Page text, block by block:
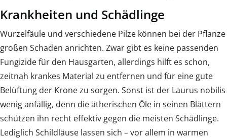
Krankheiten und Schädlinge
Wurzelfäule und verschiedene Pilze können bei der Pflanze
großen Schaden anrichten. Zwar gibt es keine passenden
Fungizide für den Hausgarten, allerdings hilft es schon,
zeitnah krankes Material zu entfernen und für eine gute
Belüftung der Krone zu sorgen. Sonst ist der Laurus nobilis
wenig anfällig, denn die ätherischen Öle in seinen Blättern
schützen ihn recht effektiv gegen die meisten Schädlinge.
Lediglich Schildläuse lassen sich – vor allem in warmen